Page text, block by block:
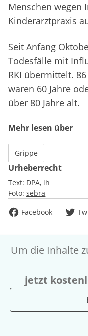
Menschen wegen
Kinderarztpraxis
Seit Anfang
Todesfälle mit
RKI übermittelt.
waren 60 Jahre
über 80 Jahre alt.
Mehr lesen über
Grippe
Urheberrecht
Text: DPA lh
Foto: sebra
Facebook
Um die Inhalte
jetzt